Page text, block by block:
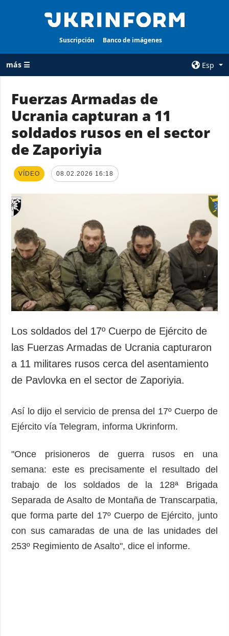
Suscripción Banco de imágenes
más ☰
Esp
TODAS LAS
CATEGORÍAS
Guerra
Reconstrucción
de Ucrania
Sociedad y
Cultura
Deportes
Crimen
Desastres y
emergencias
AGENCIA
sobre la agencia
protección de
datos personales
ADICIONAL
Podcasts
Publicaciones
Entrevistas
Video
Releases
SERVICIOS
Suscripción
Banco de
imágenes
Fuerzas Armadas de
Ucrania capturan a 11
soldados rusos en el sector
de Zaporiyia
VÍDEO 08.02.2026 16:18
Los soldados del 17º Cuerpo de Ejército de
las Fuerzas Armadas de Ucrania capturaron
a 11 militares rusos cerca del asentamiento
de Pavlovka en el sector de Zaporiyia.
Así lo dijo el servicio de prensa del 17º Cuerpo de
Ejército vía Telegram, informa Ukrinform.
"Once prisioneros de guerra rusos en una
semana: este es precisamente el resultado del
trabajo de los soldados de la 128ª Brigada
Separada de Asalto de Montaña de Transcarpatia,
que forma parte del 17º Cuerpo de Ejército, junto
con sus camaradas de una de las unidades del
253º Regimiento de Asalto", dice el informe.